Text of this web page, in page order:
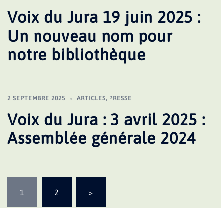
Voix du Jura 19 juin 2025 :
Un nouveau nom pour
notre bibliothèque
2 SEPTEMBRE 2025 ARTICLES, PRESSE
Voix du Jura : 3 avril 2025 :
Assemblée générale 2024
des
1 2 >